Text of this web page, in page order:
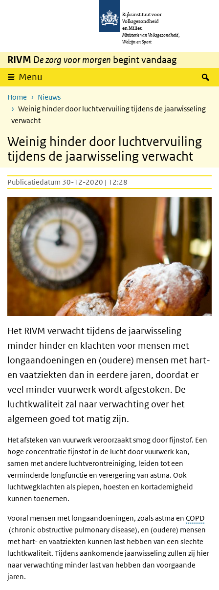
Overslaan en naar de inhoud gaan
Rijksinstituut voor
Volksgezondheid
en Milieu
Ministerie van Volksgezondheid,
Welzijn en Sport
RIVM De zorg voor morgen begint vandaag
Menu
Home
Nieuws
Weinig hinder door luchtvervuiling tijdens de jaarwisseling
verwacht
Weinig hinder door luchtvervuiling
tijdens de jaarwisseling verwacht
Publicatiedatum 30-12-2020 | 12:28
Het RIVM verwacht tijdens de jaarwisseling
minder hinder en klachten voor mensen met
longaandoeningen en (oudere) mensen met hart-
en vaatziekten dan in eerdere jaren, doordat er
veel minder vuurwerk wordt afgestoken. De
luchtkwaliteit zal naar verwachting over het
algemeen goed tot matig zijn.
Het afsteken van vuurwerk veroorzaakt smog door fijnstof. Een
hoge concentratie fijnstof in de lucht door vuurwerk kan,
samen met andere luchtverontreiniging, leiden tot een
verminderde longfunctie en verergering van astma. Ook
luchtwegklachten als piepen, hoesten en kortademigheid
kunnen toenemen.
Vooral mensen met longaandoeningen, zoals astma en COPD
(chronic obstructive pulmonary disease), en (oudere) mensen
met hart- en vaatziekten kunnen last hebben van een slechte
luchtkwaliteit. Tijdens aankomende jaarwisseling zullen zij hier
naar verwachting minder last van hebben dan voorgaande
jaren.